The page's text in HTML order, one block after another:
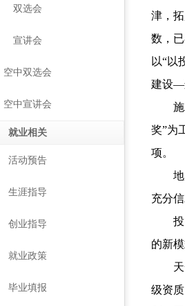
双选会
宣讲会
空中双选会
空中宣讲会
就业相关
活动预告
生涯指导
创业指导
就业政策
毕业填报
津，
数，
以“以
建设—
奖”为
项。
充分信
的新
级资质